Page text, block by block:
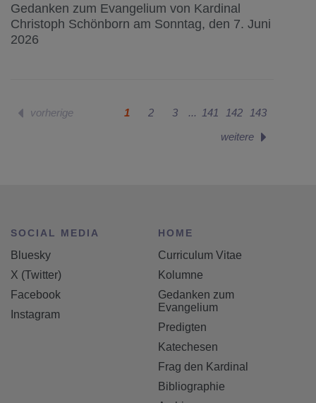
Gedanken zum Evangelium von Kardinal
Christoph Schönborn am Sonntag, den 7. Juni
2026
1 2 3 ... 141 142 143
SOCIAL MEDIA
Bluesky
X (Twitter)
Facebook
Instagram
HOME
Curriculum Vitae
Kolumne
Gedanken zum
Evangelium
Predigten
Katechesen
Frag den Kardinal
Bibliographie